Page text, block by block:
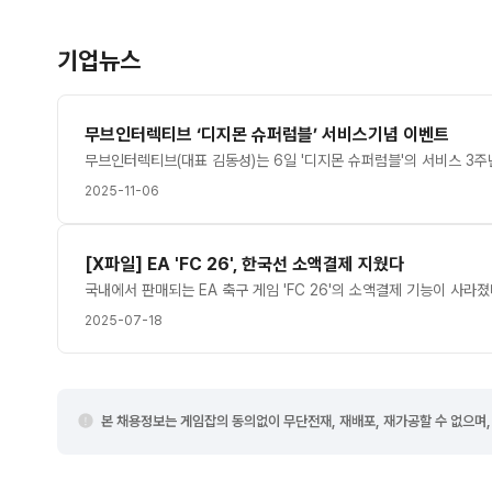
기업뉴스
무브인터렉티브 ‘디지몬 슈퍼럼블’ 서비스기념 이벤트
2025-11-06
[X파일] EA 'FC 26', 한국선 소액결제 지웠다
2025-07-18
본 채용정보는 게임잡의 동의없이 무단전재, 재배포, 재가공할 수 없으